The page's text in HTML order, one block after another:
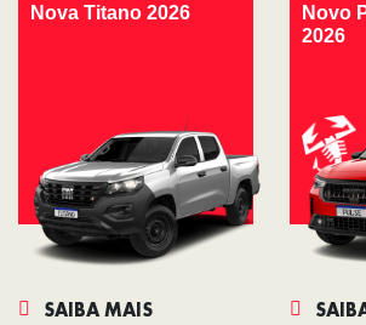
Nova Titano 2026
SAIBA MAIS
Novo
2026